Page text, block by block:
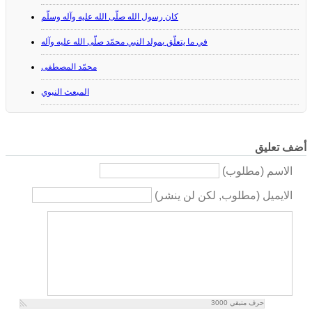
كان رسول الله صلّى الله عليه وآله وسلّم
في ما يتعلّق بمولد النبي محمّد صلّى الله عليه وآله
محمّد المصطفى
المبعث النبوي
أضف تعليق
الاسم (مطلوب)
الايميل (مطلوب, لكن لن ينشر)
3000 حرف متبقي